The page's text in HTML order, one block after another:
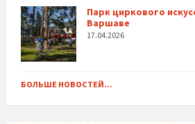
Парк циркового
Варшаве
17.04.2026
БОЛЬШЕ НОВОСТЕЙ...